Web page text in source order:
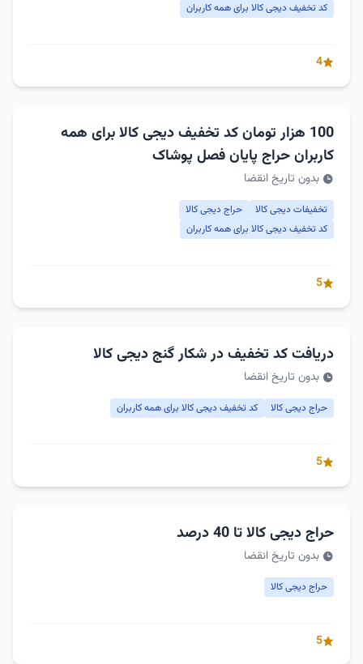
کد تخفیف دیجی کالا برای همه کاربران
4
100 هزار تومان کد تخفیف دیجی کالا برای همه
کاربران حراج پایان فصل پوشاک
بدون تاریخ انقضا
تخفیفات دیجی کالا
حراج دیجی کالا
کد تخفیف دیجی کالا برای همه کاربران
5
دریافت کد تخفیف در شکار گنج دیجی کالا
بدون تاریخ انقضا
حراج دیجی کالا کد تخفیف دیجی کالا برای همه کاربران
5
حراج دیجی کالا تا 40 درصد
بدون تاریخ انقضا
حراج دیجی کالا
5